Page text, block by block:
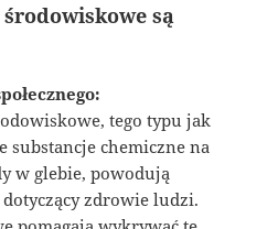
są
tego typu jak
substancje chemiczne na
w glebie, powodują
zdrowie ludzi.